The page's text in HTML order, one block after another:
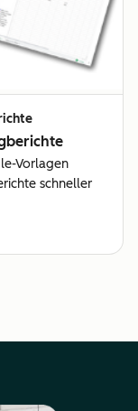
Vorlagen
schneller